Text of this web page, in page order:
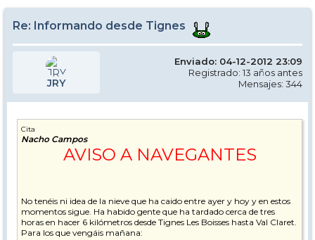
Re: Informando desde Tignes
JRY
Enviado: 04-12-2012 23:09
Registrado: 13 años antes
Mensajes: 344
Cita
Nacho Campos
AVISO A NAVEGANTES
No tenéis ni idea de la nieve que ha caido entre ayer y hoy y en estos
momentos sigue. Ha habido gente que ha tardado cerca de tres
horas en hacer 6 kilómetros desde Tignes Les Boisses hasta Val Claret.
Para los que vengáis mañana: